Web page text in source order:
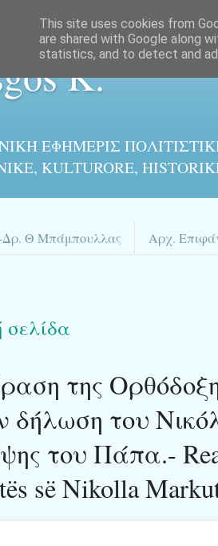
K.
ΕΦΗΜΕΡΙΣ
KULTURORE,
Δρ. Θ Μπάμπουλλας Αρχ.
σελίδα
της
δήλωση του
του Πάπα.-
së Nikolla
This site uses cookies from
are shared with Google along
statistics, and to detect and